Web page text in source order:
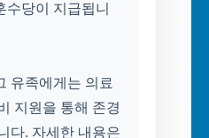
수당이 지급됩니
유족에게는 의료
지원을 통해 존경
다. 자세한 내용은